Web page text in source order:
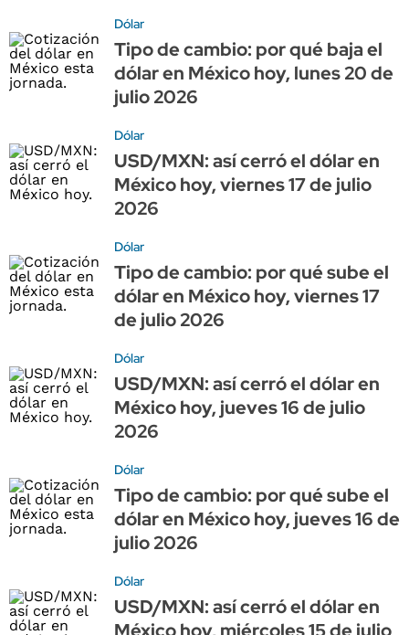
Dólar
Tipo de cambio: por qué baja el
dólar en México hoy, lunes 20 de
julio 2026
Dólar
USD/MXN: así cerró el dólar en
México hoy, viernes 17 de julio
2026
Dólar
Tipo de cambio: por qué sube el
dólar en México hoy, viernes 17
de julio 2026
Dólar
USD/MXN: así cerró el dólar en
México hoy, jueves 16 de julio
2026
Dólar
Tipo de cambio: por qué sube el
dólar en México hoy, jueves 16 de
julio 2026
Dólar
USD/MXN: así cerró el dólar en
México hoy, miércoles 15 de julio